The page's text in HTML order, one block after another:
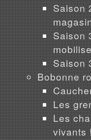
Saison
Saison
Saison
Bobonne
Les
Les
vivants